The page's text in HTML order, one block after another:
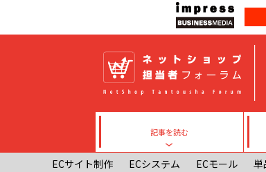
記事を読む
Toggle submenu
ECサイト制作 ECシステム ECモール 単